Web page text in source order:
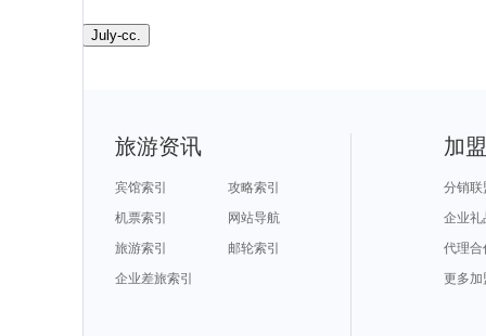
July-cc.
旅游资讯
宾馆索引
攻略索引
机票索引
网站导航
旅游索引
邮轮索引
企业差旅索引
加
分销联
企业礼
代理合
更多加